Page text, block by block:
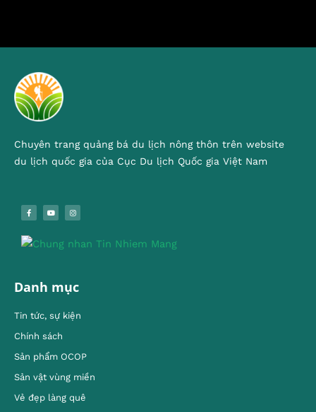
Chuyên trang quảng bá du lịch nông thôn trên website
du lịch quốc gia của Cục Du lịch Quốc gia Việt Nam
Danh mục
Tin tức, sự kiện
Chính sách
Sản phẩm OCOP
Sản vật vùng miền
Vẻ đẹp làng quê